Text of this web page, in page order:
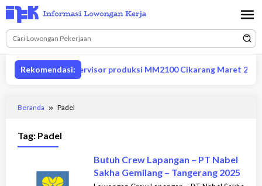
Loncat
ke
konten
Rekomendasi:
Lowongan supervisor produksi MM2100 Cikarang Maret 2026
Beranda Padel
Tag: Padel
Butuh Crew Lapangan – PT Nabel
Sakha Gemilang – Tangerang 2025